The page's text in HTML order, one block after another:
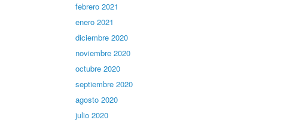
febrero 2021
enero 2021
diciembre 2020
noviembre 2020
octubre 2020
septiembre 2020
agosto 2020
julio 2020